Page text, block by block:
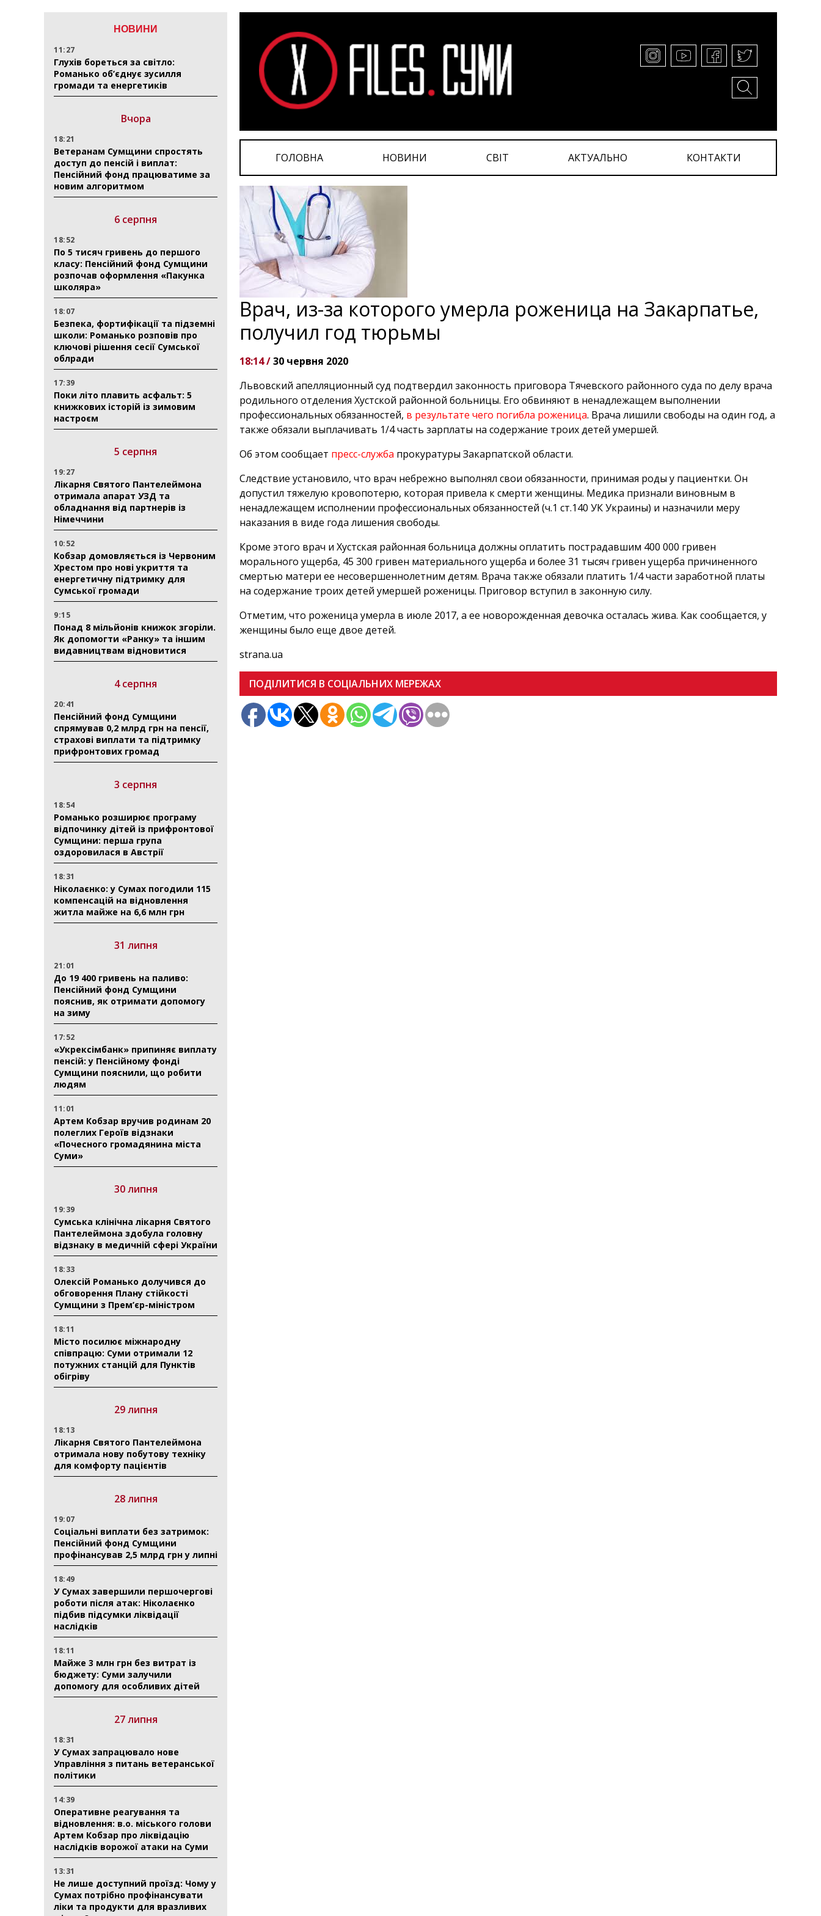
ГОЛОВНА НОВИНИ СВІТ АКТУАЛЬНО КОНТАКТИ
НОВИНИ
11:27
Глухів бореться за світло:
Романько об’єднує зусилля
громади та енергетиків
Вчора
18:21
Ветеранам Сумщини спростять
доступ до пенсій і виплат:
Пенсійний фонд працюватиме за
новим алгоритмом
6 серпня
18:52
По 5 тисяч гривень до першого
класу: Пенсійний фонд Сумщини
розпочав оформлення «Пакунка
школяра»
18:07
Безпека, фортифікації та підземні
школи: Романько розповів про
ключові рішення сесії Сумської
облради
17:39
Поки літо плавить асфальт: 5
книжкових історій із зимовим
настроєм
5 серпня
19:27
Лікарня Святого Пантелеймона
отримала апарат УЗД та
обладнання від партнерів із
Німеччини
10:52
Кобзар домовляється із Червоним
Хрестом про нові укриття та
енергетичну підтримку для
Сумської громади
9:15
Понад 8 мільйонів книжок згоріли.
Як допомогти «Ранку» та іншим
видавництвам відновитися
4 серпня
20:41
Пенсійний фонд Сумщини
спрямував 0,2 млрд грн на пенсії,
страхові виплати та підтримку
прифронтових громад
3 серпня
18:54
Романько розширює програму
відпочинку дітей із прифронтової
Сумщини: перша група
оздоровилася в Австрії
18:31
Ніколаєнко: у Сумах погодили 115
компенсацій на відновлення
житла майже на 6,6 млн грн
31 липня
21:01
До 19 400 гривень на паливо:
Пенсійний фонд Сумщини
пояснив, як отримати допомогу
на зиму
17:52
«Укрексімбанк» припиняє виплату
пенсій: у Пенсійному фонді
Сумщини пояснили, що робити
людям
11:01
Артем Кобзар вручив родинам 20
полеглих Героїв відзнаки
«Почесного громадянина міста
Суми»
30 липня
19:39
Сумська клінічна лікарня Святого
Пантелеймона здобула головну
відзнаку в медичній сфері України
18:33
Олексій Романько долучився до
обговорення Плану стійкості
Сумщини з Прем’єр-міністром
18:11
Місто посилює міжнародну
співпрацю: Суми отримали 12
потужних станцій для Пунктів
обігріву
29 липня
18:13
Лікарня Святого Пантелеймона
отримала нову побутову техніку
для комфорту пацієнтів
28 липня
19:07
Соціальні виплати без затримок:
Пенсійний фонд Сумщини
профінансував 2,5 млрд грн у липні
18:49
У Сумах завершили першочергові
роботи після атак: Ніколаєнко
підбив підсумки ліквідації
наслідків
18:11
Майже 3 млн грн без витрат із
бюджету: Суми залучили
допомогу для особливих дітей
27 липня
18:31
У Сумах запрацювало нове
Управління з питань ветеранської
політики
14:39
Оперативне реагування та
відновлення: в.о. міського голови
Артем Кобзар про ліквідацію
наслідків ворожої атаки на Суми
13:31
Не лише доступний проїзд: Чому у
Сумах потрібно профінансувати
ліки та продукти для вразливих
Врач, из-за которого умерла роженица на Закарпатье,
получил год тюрьмы
18:14 /30 червня 2020
Львовский апелляционный суд подтвердил законность приговора Тячевского районного суда по делу врача
родильного отделения Хустской районной больницы. Его обвиняют в ненадлежащем выполнении
профессиональных обязанностей, в результате чего погибла роженица. Врача лишили свободы на один год, а
также обязали выплачивать 1/4 часть зарплаты на содержание троих детей умершей.
Об этом сообщает пресс-служба прокуратуры Закарпатской области.
Следствие установило, что врач небрежно выполнял свои обязанности, принимая роды у пациентки. Он
допустил тяжелую кровопотерю, которая привела к смерти женщины. Медика признали виновным в
ненадлежащем исполнении профессиональных обязанностей (ч.1 ст.140 УК Украины) и назначили меру
наказания в виде года лишения свободы.
Кроме этого врач и Хустская районная больница должны оплатить пострадавшим 400 000 гривен
морального ущерба, 45 300 гривен материального ущерба и более 31 тысяч гривен ущерба причиненного
смертью матери ее несовершеннолетним детям. Врача также обязали платить 1/4 части заработной платы
на содержание троих детей умершей роженицы. Приговор вступил в законную силу.
Отметим, что роженица умерла в июле 2017, а ее новорожденная девочка осталась жива. Как сообщается, у
женщины было еще двое детей.
strana.ua
ПОДІЛИТИСЯ В СОЦІАЛЬНИХ МЕРЕЖАХ